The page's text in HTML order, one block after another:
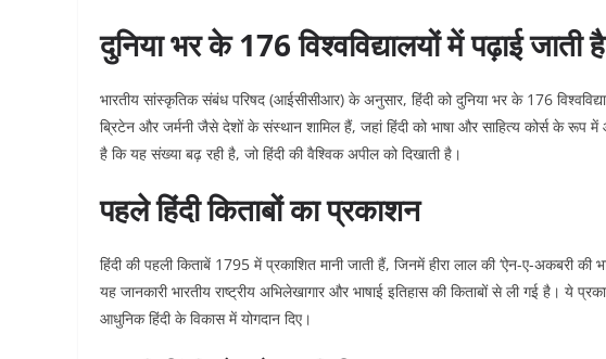
दुनिया भर के 176 विश्वविद्यालयों में पढ़ाई जाती है
भारतीय सांस्कृतिक संबंध परिषद (आईसीसीआर) के अनुसार, हिंदी को दुनिया भर के 176
ब्रिटेन और जर्मनी जैसे देशों के संस्थान शामिल हैं, जहां हिंदी को भाषा और साहित्य कोर्स के रूप
है कि यह संख्या बढ़ रही है, जो हिंदी की वैश्विक अपील को दिखाती है।
पहले हिंदी किताबों का प्रकाशन
हिंदी की पहली किताबें 1795 में प्रकाशित मानी जाती हैं, जिनमें हीरा लाल की ‘ऐन-ए-अकबरी की
यह जानकारी भारतीय राष्ट्रीय अभिलेखागार और भाषाई इतिहास की किताबों से ली गई है। ये
आधुनिक हिंदी के विकास में योगदान दिए।